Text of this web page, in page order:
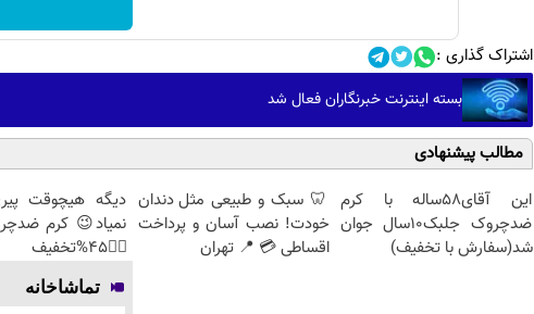
اشتراک گذاری :
بسته اینترنت خبرنگاران فعال شد
مطالب پیشنهادی
این آقای58ساله با کرم
ضدچروک جلبک10سال جوان
شد(سفارش با تخفیف)
🦷 سبک و طبیعی مثل دندان
خودت! نصب آسان و پرداخت
اقساطی 💳 📍 تهران
دیگه هیچوقت
نمیاد😉 کرم
👈🏻45%تخفیف
تماشاخانه